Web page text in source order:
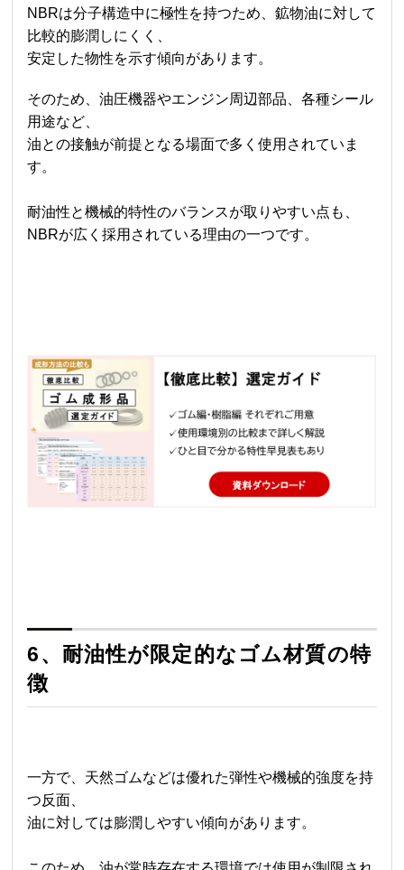
NBRは分子構造中に極性を持つため、鉱物油に対して
比較的膨潤しにくく、
安定した物性を示す傾向があります。
そのため、油圧機器やエンジン周辺部品、各種シール
用途など、
油との接触が前提となる場面で多く使用されていま
す。
耐油性と機械的特性のバランスが取りやすい点も、
NBRが広く採用されている理由の一つです。
6、耐油性が限定的なゴム材質の特
徴
一方で、天然ゴムなどは優れた弾性や機械的強度を持
つ反面、
油に対しては膨潤しやすい傾向があります。